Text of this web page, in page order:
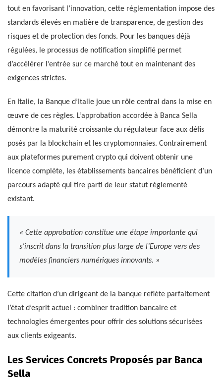
tout en favorisant l’innovation, cette réglementation impose des
standards élevés en matière de transparence, de gestion des
risques et de protection des fonds. Pour les banques déjà
régulées, le processus de notification simplifié permet
d’accélérer l’entrée sur ce marché tout en maintenant des
exigences strictes.
En Italie, la Banque d’Italie joue un rôle central dans la mise en
œuvre de ces règles. L’approbation accordée à Banca Sella
démontre la maturité croissante du régulateur face aux défis
posés par la blockchain et les cryptomonnaies. Contrairement
aux plateformes purement crypto qui doivent obtenir une
licence complète, les établissements bancaires bénéficient d’un
parcours adapté qui tire parti de leur statut réglementé
existant.
« Cette approbation constitue une étape importante qui
s’inscrit dans la transition plus large de l’Europe vers des
modèles financiers numériques innovants. »
Cette citation d’un dirigeant de la banque reflète parfaitement
l’état d’esprit actuel : combiner tradition bancaire et
technologies émergentes pour offrir des solutions sécurisées
aux clients exigeants.
Les Services Concrets Proposés par Banca
Sella